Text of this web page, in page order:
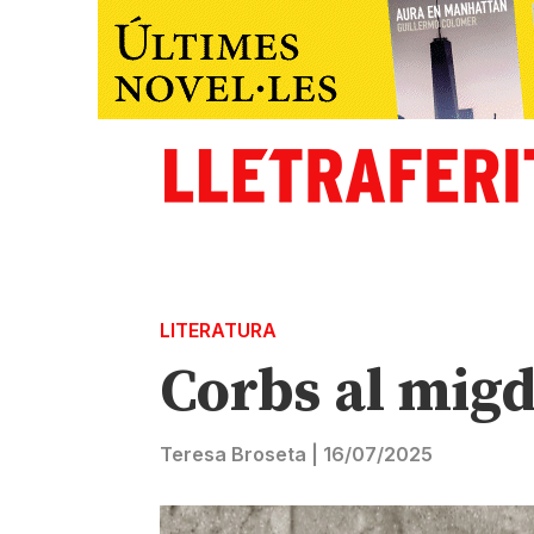
LITERATURA
Corbs al
Teresa Broseta 16/07/2025